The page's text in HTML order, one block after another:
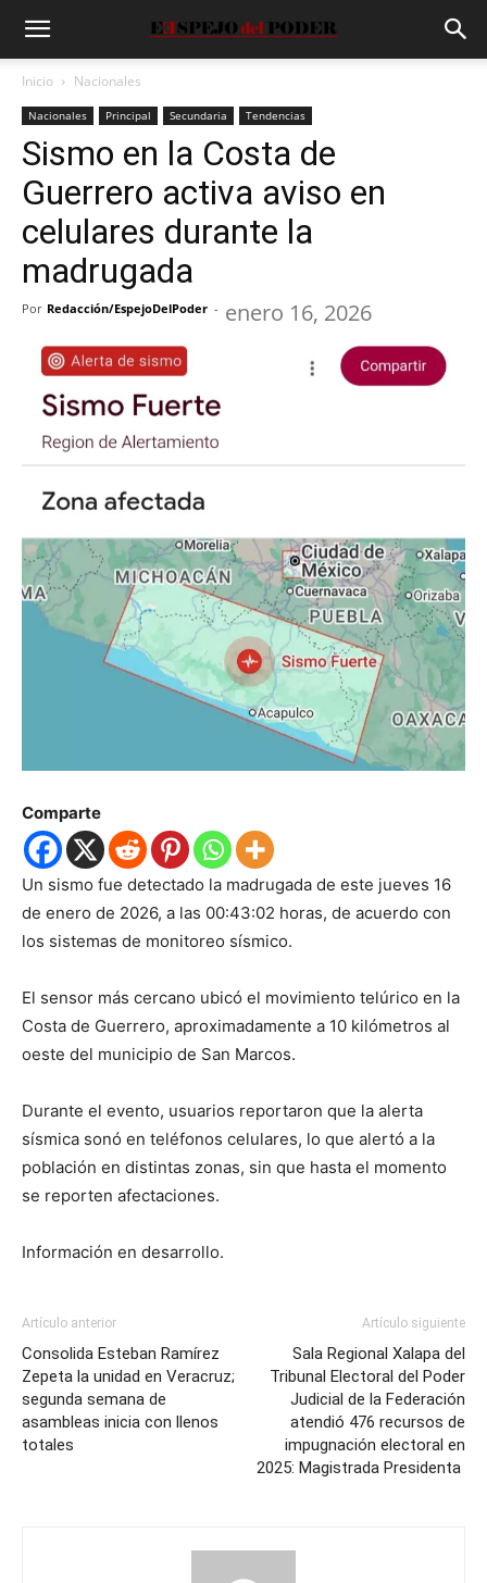
Inicio Nacionales
Nacionales Principal Secundaria Tendencias
Sismo en la Costa de
Guerrero activa aviso en
celulares durante la
madrugada
Por Redacción/EspejoDelPoder - enero 16, 2026
Comparte
Un sismo fue detectado la madrugada de este jueves 16
de enero de 2026, a las 00:43:02 horas, de acuerdo con
los sistemas de monitoreo sísmico.
El sensor más cercano ubicó el movimiento telúrico en la
Costa de Guerrero, aproximadamente a 10 kilómetros al
oeste del municipio de San Marcos.
Durante el evento, usuarios reportaron que la alerta
sísmica sonó en teléfonos celulares, lo que alertó a la
población en distintas zonas, sin que hasta el momento
se reporten afectaciones.
Información en desarrollo.
Artículo anterior
Consolida Esteban Ramírez
Zepeta la unidad en Veracruz;
segunda semana de
asambleas inicia con llenos
totales
Artículo siguiente
Sala Regional Xalapa del
Tribunal Electoral del Poder
Judicial de la Federación
atendió 476 recursos de
impugnación electoral en
2025: Magistrada Presidenta